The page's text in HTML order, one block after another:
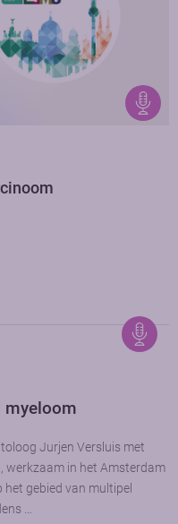
myeloom
Jurjen Versluis met
werkzaam in het Amsterdam
gebied van multipel
…